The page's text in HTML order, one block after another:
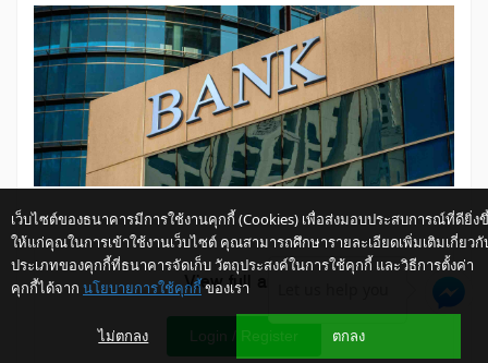
View full article
Login / Register
เว็บไซต์ของธนาคารมีการใช้งานคุกกี้ (Cookies) เพื่อส่งมอบประสบการณ์ที่ดียิ่ง
ให้แก่คุณในการเข้าใช้งานเว็บไซต์ คุณสามารถศึกษารายละเอียดเพิ่มเติมเกี่ยวกั
ประเภทของคุกกี้ที่ธนาคารจัดเก็บ วัตถุประสงค์ในการใช้คุกกี้ และวิธีการตั้งค่า
คุกกี้ได้จาก นโยบายการใช้คุกกี้ ของเรา
ไม่ตกลง ตกลง